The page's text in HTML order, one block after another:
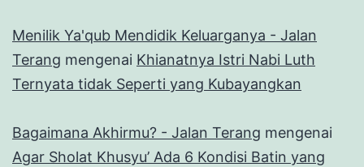
Menilik Ya'qub Mendidik Keluarganya - Jalan
Terang mengenai Khianatnya Istri Nabi Luth
Ternyata tidak Seperti yang Kubayangkan
Bagaimana Akhirmu? - Jalan Terang mengenai
Agar Sholat Khusyu’ Ada 6 Kondisi Batin yang